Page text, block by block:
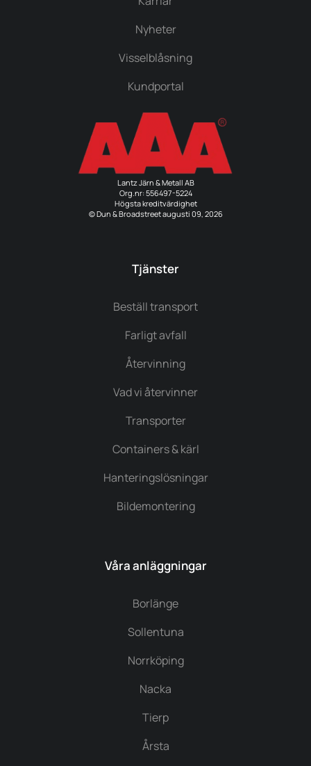
Nyheter
Visselblåsning
Kundportal
Lantz Järn & Metall AB
Org.nr: 556497-5224
Högsta kreditvärdighet
© Dun & Broadstreet augusti 09, 2026
Tjänster
Beställ transport
Farligt avfall
Återvinning
Vad vi återvinner
Transporter
Containers & kärl
Hanteringslösningar
Bildemontering
Våra anläggningar
Borlänge
Sollentuna
Norrköping
Nacka
Tierp
Årsta